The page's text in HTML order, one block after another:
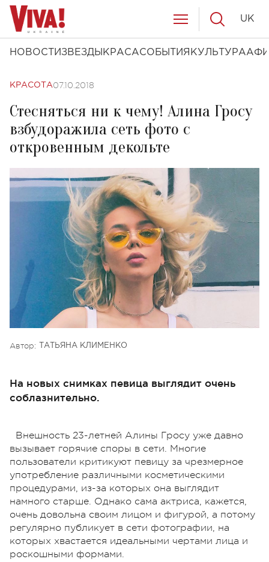
НОВОСТИ ЗВЕЗДЫ КРАСАСОБЫТИЯ КУЛЬТУРА
UK
КРАСОТА07.10.2018
Стесняться ни к чему! Алина Гросу
взбудоражила сеть фото с
откровенным декольте
Автор: ТАТЬЯНА КЛИМЕНКО
На новых снимках певица выглядит очень
соблазнительно.
Внешность 23-летней Алины Гросу уже давно
вызывает горячие споры в сети. Многие
пользователи критикуют певицу за чрезмерное
употребление различными косметическими
процедурами, из-за которых она выглядит
намного старше. Однако сама актриса, кажется,
очень довольна своим лицом и фигурой, а потому
регулярно публикует в сети фотографии, на
которых хвастается идеальными чертами лица и
роскошными формами.